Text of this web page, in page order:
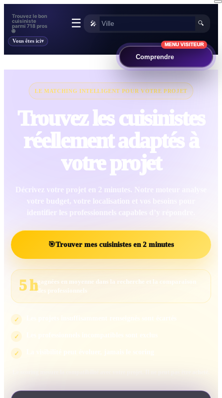
Trouvez le bon
cuisiniste
parmi 718 pros
🌐
🎤 🔍
☰
Vous êtes ici
LE MATCHING INTELLIGENT POUR VOTRE PROJET
Trouvez les cuisinistes
réellement adaptés à
votre projet
Décrivez votre projet en 2 minutes. Notre moteur analyse
votre budget, votre localisation et vos besoins pour
identifier les professionnels capables d’y répondre.
🎯Trouver mes cuisinistes en 2 minutes
5 hgagnées en moyenne dans la recherche et la comparaison
des professionnels
✓
✓
✓
MENU VISITEUR
Comprendre